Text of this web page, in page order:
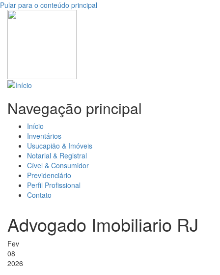
Pular para o conteúdo principal
Navegação principal
Início
Inventários
Usucapião & Imóveis
Notarial & Registral
Cível & Consumidor
Previdenciário
Perfil Profissional
Contato
Advogado Imobiliario RJ
Fev
08
2026